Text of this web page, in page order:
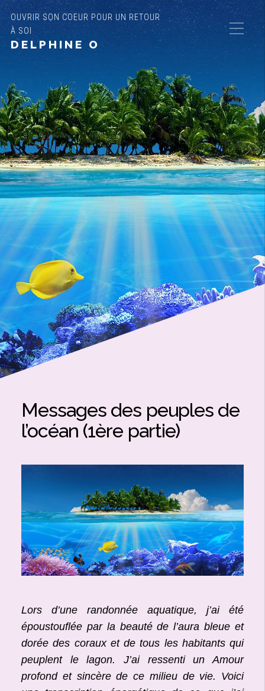
OUVRIR SON COEUR POUR UN RETOUR
À SOI
DELPHINE O
Messages des peuples de
l’océan (1ère partie)
Lors d’une randonnée aquatique, j’ai été
époustouflée par la beauté de l’aura bleue et
dorée des coraux et de tous les habitants qui
peuplent le lagon. J’ai ressenti un Amour
profond et sincère de ce milieu de vie. Voici